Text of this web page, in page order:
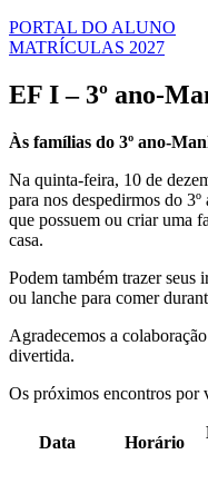
PORTAL DO ALUNO
MATRÍCULAS 2027
EF I – 3º ano-
Às famílias do 3º ano-
Na quinta-feira, 10 de
para nos despedirmos do
que possuem ou criar uma
casa.
Podem também trazer seus
ou lanche para comer
Agradecemos a
divertida.
Os próximos encontros por
Data Horário